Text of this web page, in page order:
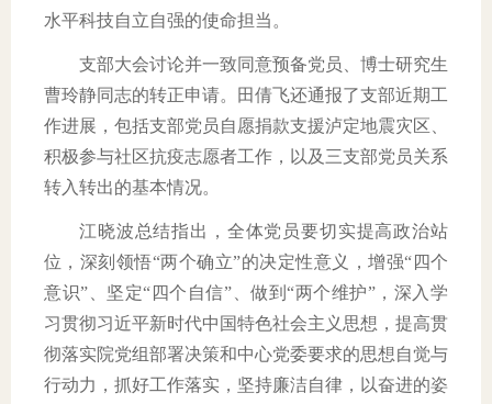
水平科技自立自强的使命担当。
支部大会讨论并一致同意预备党员、博士研究生
曹玲静同志的转正申请。田倩飞还通报了支部近期工
作进展，包括支部党员自愿捐款支援泸定地震灾区、
积极参与社区抗疫志愿者工作，以及三支部党员关系
转入转出的基本情况。
江晓波总结指出，全体党员要切实提高政治站
位，深刻领悟“两个确立”的决定性意义，增强“四个
意识”、坚定“四个自信”、做到“两个维护”，深入学
习贯彻习近平新时代中国特色社会主义思想，提高贯
彻落实院党组部署决策和中心党委要求的思想自觉与
行动力，抓好工作落实，坚持廉洁自律，以奋进的姿